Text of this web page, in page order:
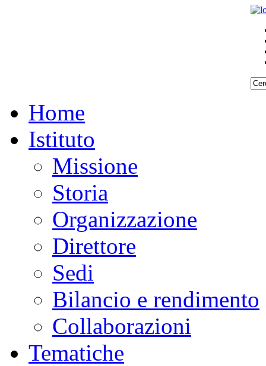
Home
Istituto
Missione
Storia
Organizzazione
Direttore
Sedi
Bilancio e rendimento
Collaborazioni
Tematiche